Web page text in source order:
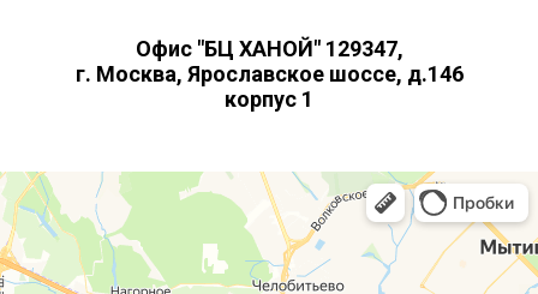
Офис "БЦ ХАНОЙ" 129347,
г. Москва, Ярославское шоссе, д.146
корпус 1